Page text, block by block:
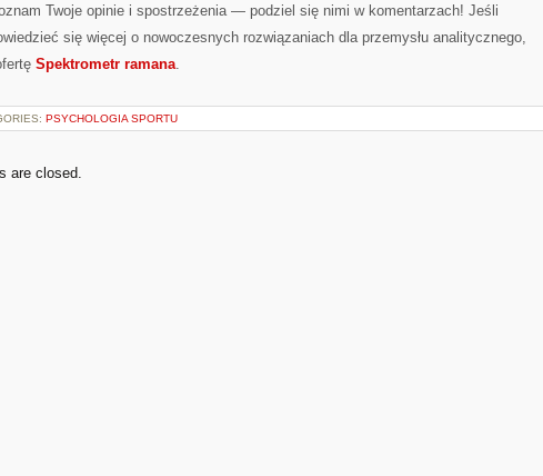
Twoje opinie i spostrzeżenia — podziel się nimi w komentarzach! Jeśli
się więcej o nowoczesnych rozwiązaniach dla przemysłu analitycznego,
Spektrometr ramana.
PSYCHOLOGIA SPORTU
are closed.